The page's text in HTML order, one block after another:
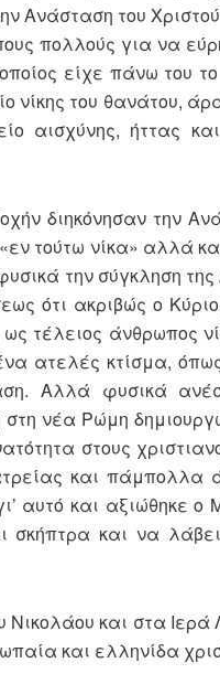
Ανάσταση του
πολλούς για να
είχε πάνω του
του θανάτου,
αισχύνης, ήττας
διηκόνησαν την
τούτω νίκα» αλλά
την σύγκληση της
ότι ακριβώς ο
τέλειος άνθρωπος
ατελές κτίσμα,
Αλλά φυσικά
νέα Ρώμη
στους
και
αυτό και αξιώθηκε
και να
και στα
και ελληνίδα